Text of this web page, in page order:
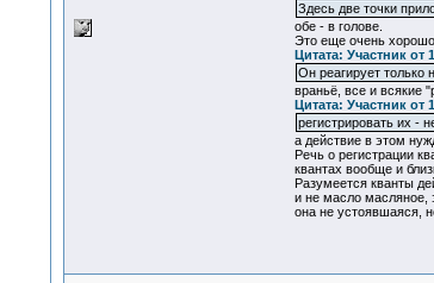
Здесь две точки
обе - в голове.
Это еще очень
Цитата: Участник от
Он реагирует только
враньё, все и всякие
Цитата: Участник от
регистрировать их -
а действие в этом
Речь о регистрации
квантах вообще и
Разумеется кванты
и не масло масляное,
она не устоявшаяся,